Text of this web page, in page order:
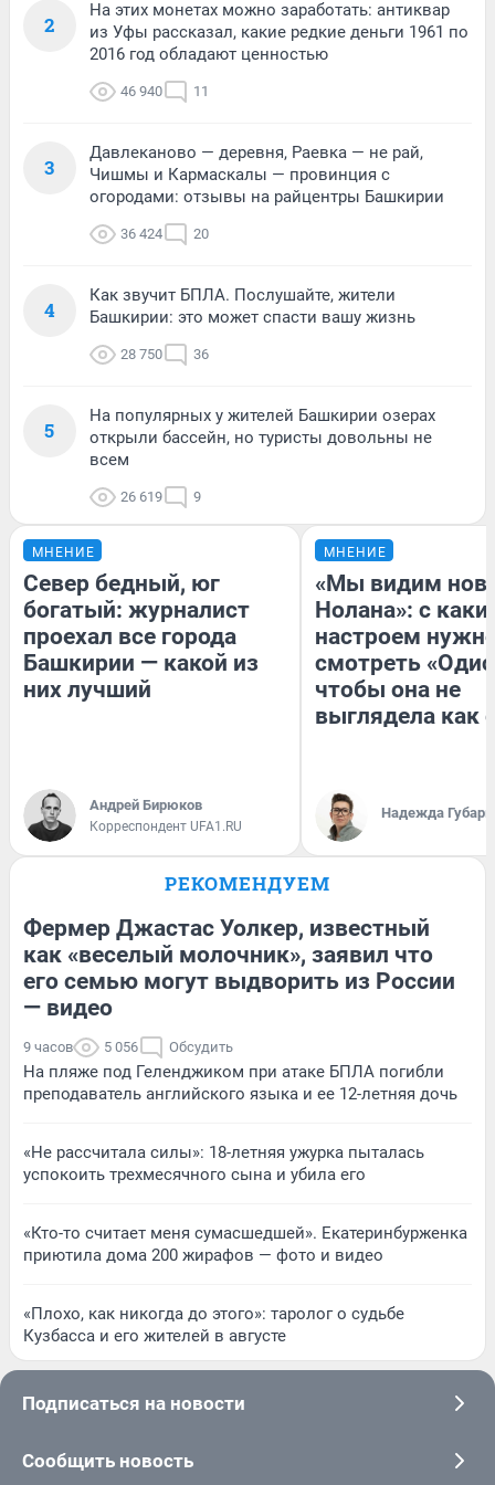
2
На этих монетах можно заработать: антиквар
из Уфы рассказал, какие редкие деньги 1961 по
2016 год обладают ценностью
46 940 11
3
Давлеканово — деревня, Раевка — не рай,
Чишмы и Кармаскалы — провинция с
огородами: отзывы на райцентры Башкирии
36 424 20
4
Как звучит БПЛА. Послушайте, жители
Башкирии: это может спасти вашу жизнь
28 750 36
5
На популярных у жителей Башкирии озерах
открыли бассейн, но туристы довольны не
всем
26 619 9
МНЕНИЕ
Север бедный, юг
богатый: журналист
проехал все города
Башкирии — какой из
них лучший
Андрей Бирюков
Корреспондент UFA1.RU
МНЕНИЕ
«Мы видим
Нолана»: с
настроем
смотреть
чтобы она не
выглядела как
Надежда Губарь
РЕКОМЕНДУЕМ
Фермер Джастас Уолкер, известный
как «веселый молочник», заявил что
его семью могут выдворить из России
— видео
9 часов 5 056 Обсудить
На пляже под Геленджиком при атаке БПЛА погибли
преподаватель английского языка и ее 12-летняя дочь
«Не рассчитала силы»: 18-летняя ужурка пыталась
успокоить трехмесячного сына и убила его
«Кто-то считает меня сумасшедшей». Екатеринбурженка
приютила дома 200 жирафов — фото и видео
«Плохо, как никогда до этого»: таролог о судьбе
Кузбасса и его жителей в августе
Подписаться на новости
Сообщить новость